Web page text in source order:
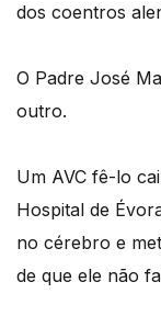
dos coentros
O Padre José
outro.
Um AVC fê-lo
Hospital de
no cérebro e
de que ele não